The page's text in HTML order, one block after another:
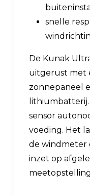
snelle
De Kunak
uitgerust met
zonnepaneel
sensor
voeding. Het
de windmeter
inzet op